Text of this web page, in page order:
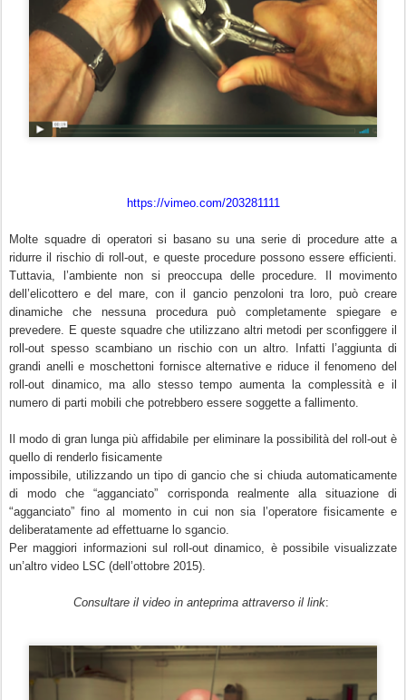
https://vimeo.com/203281111
Molte squadre di operatori si basano su una serie di procedure atte a
ridurre il rischio di roll-out, e queste procedure possono essere efficienti.
Tuttavia, l’ambiente non si preoccupa delle procedure. Il movimento
dell’elicottero e del mare, con il gancio penzoloni tra loro, può creare
dinamiche che nessuna procedura può completamente spiegare e
prevedere. E queste squadre che utilizzano altri metodi per sconfiggere il
roll-out spesso scambiano un rischio con un altro. Infatti l’aggiunta di
grandi anelli e moschettoni fornisce alternative e riduce il fenomeno del
roll-out dinamico, ma allo stesso tempo aumenta la complessità e il
numero di parti mobili che potrebbero essere soggette a fallimento.
Il modo di gran lunga più affidabile per eliminare la possibilità del roll-out è
quello di renderlo fisicamente
impossibile, utilizzando un tipo di gancio che si chiuda automaticamente
di modo che “agganciato” corrisponda realmente alla situazione di
“agganciato” fino al momento in cui non sia l’operatore fisicamente e
deliberatamente ad effettuarne lo sgancio.
Per maggiori informazioni sul roll-out dinamico, è possibile visualizzate
un’altro video LSC (dell’ottobre 2015).
Consultare il video in anteprima attraverso il link: